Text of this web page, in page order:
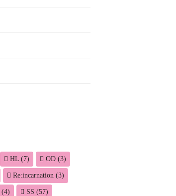
HL (7) OD (3)
Re:incarnation (3)
(4) SS (57)